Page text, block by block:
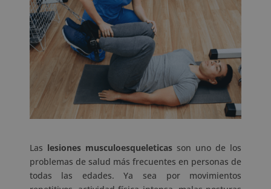
Las lesiones musculoesqueleticasson uno de los
problemas de salud más frecuentes en personas de
todas las edades. Ya sea por movimientos